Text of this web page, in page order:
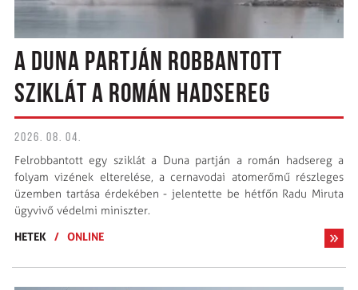
A DUNA PARTJÁN ROBBANTOTT
SZIKLÁT A ROMÁN HADSEREG
2026. 08. 04.
Felrobbantott egy sziklát a Duna partján a román hadsereg a
folyam vizének elterelése, a cernavodai atomerőmű részleges
üzemben tartása érdekében - jelentette be hétfőn Radu Miruta
ügyvivő védelmi miniszter.
HETEK
/ ONLINE